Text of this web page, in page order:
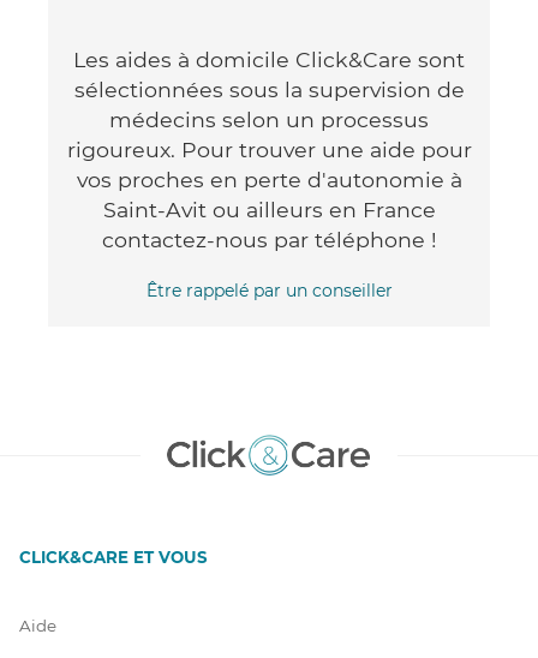
Les aides à domicile Click&Care sont
sélectionnées sous la supervision de
médecins selon un processus
rigoureux. Pour trouver une aide pour
vos proches en perte d'autonomie à
Saint-Avit ou ailleurs en France
contactez-nous par téléphone !
Être rappelé par un conseiller
CLICK&CARE ET VOUS
Aide